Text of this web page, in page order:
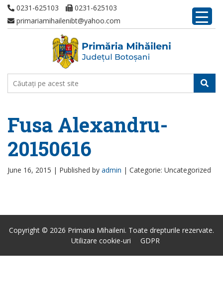
0231-625103
0231-625103
primariamihailenibt@yahoo.com
Fusa Alexandru-
20150616
June 16, 2015 | Published by admin | Categorie: Uncategorized
Copyright © 2026 Primaria Mihaileni. Toate drepturile rezervate.
Utilizare cookie-uri
GDPR